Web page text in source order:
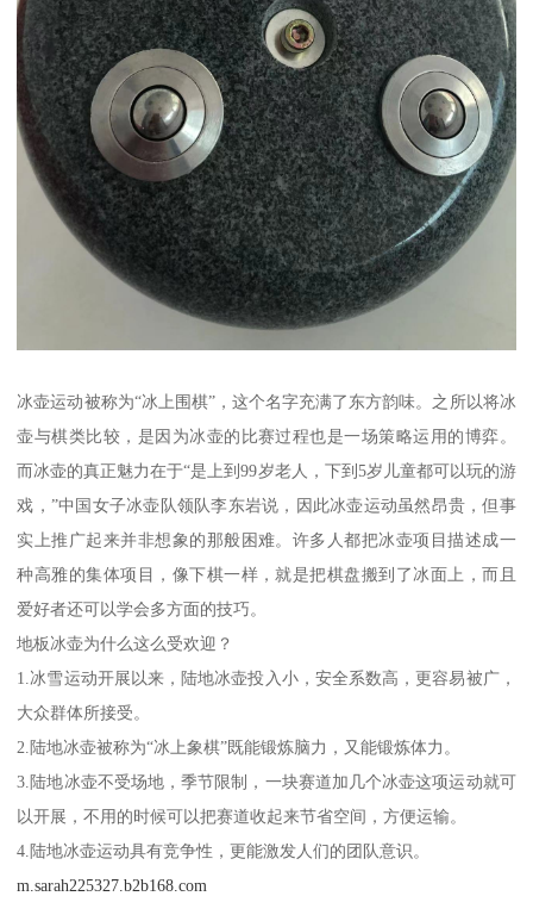
冰壶运动被称为“冰上围棋”，这个名字充满了东方韵味。之所以将冰
壶与棋类比较，是因为冰壶的比赛过程也是一场策略运用的博弈。
而冰壶的真正魅力在于“是上到99岁老人，下到5岁儿童都可以玩的游
戏，”中国女子冰壶队领队李东岩说，因此冰壶运动虽然昂贵，但事
实上推广起来并非想象的那般困难。许多人都把冰壶项目描述成一
种高雅的集体项目，像下棋一样，就是把棋盘搬到了冰面上，而且
爱好者还可以学会多方面的技巧。
地板冰壶为什么这么受欢迎？
1.冰雪运动开展以来，陆地冰壶投入小，安全系数高，更容易被广，
大众群体所接受。
2.陆地冰壶被称为“冰上象棋”既能锻炼脑力，又能锻炼体力。
3.陆地冰壶不受场地，季节限制，一块赛道加几个冰壶这项运动就可
以开展，不用的时候可以把赛道收起来节省空间，方便运输。
4.陆地冰壶运动具有竞争性，更能激发人们的团队意识。
m.sarah225327.b2b168.com